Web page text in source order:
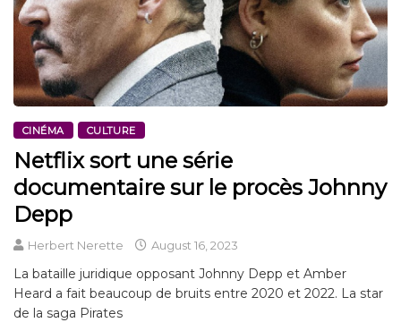
CINÉMA CULTURE
Netflix sort une série
documentaire sur le procès Johnny
Depp
Herbert Nerette August 16, 2023
La bataille juridique opposant Johnny Depp et Amber
Heard a fait beaucoup de bruits entre 2020 et 2022. La star
de la saga Pirates